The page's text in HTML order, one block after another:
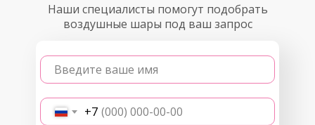
Наши специалисты помогут подобрать
воздушные шары под ваш запрос
Введите ваше имя
+7